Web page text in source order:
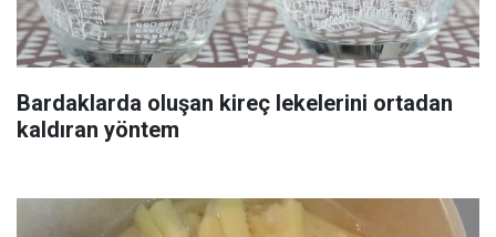
Bardaklarda oluşan kireç lekelerini ortadan
kaldıran yöntem